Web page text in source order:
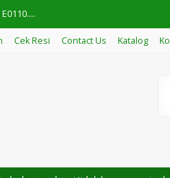
batu alam krem....
garis pink....
dinding 45cm x 10m M....
Cek Resi Contact Us Katalog